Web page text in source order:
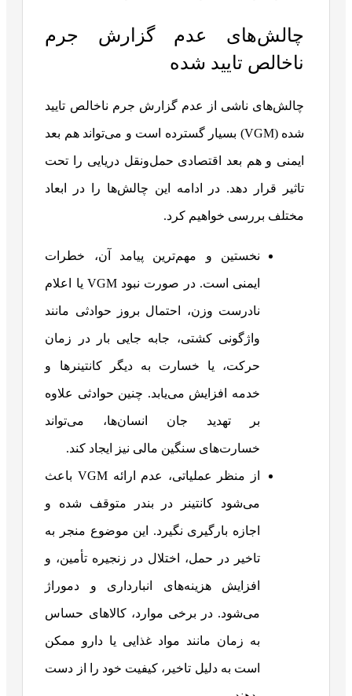
چالش‌های عدم گزارش جرم
ناخالص تایید شده
چالش‌های ناشی از عدم گزارش جرم ناخالص تایید
شده (VGM) بسیار گسترده است و می‌تواند هم بعد
ایمنی و هم بعد اقتصادی حمل‌ونقل دریایی را تحت
تاثیر قرار دهد. در ادامه این چالش‌ها را در ابعاد
مختلف بررسی خواهیم کرد.
نخستین و مهم‌ترین پیامد آن، خطرات
ایمنی است. در صورت نبود VGM یا اعلام
نادرست وزن، احتمال بروز حوادثی مانند
واژگونی کشتی، جابه جایی بار در زمان
حرکت، یا خسارت به دیگر کانتینرها و
خدمه افزایش می‌یابد. چنین حوادثی علاوه
بر تهدید جان انسان‌ها، می‌تواند
خسارت‌های سنگین مالی نیز ایجاد کند.
از منظر عملیاتی، عدم ارائه VGM باعث
می‌شود کانتینر در بندر متوقف شده و
اجازه بارگیری نگیرد. این موضوع منجر به
تاخیر در حمل، اختلال در زنجیره تأمین، و
افزایش هزینه‌های انبارداری و دموراژ
می‌شود. در برخی موارد، کالاهای حساس
به زمان مانند مواد غذایی یا دارو ممکن
است به دلیل تاخیر، کیفیت خود را از دست